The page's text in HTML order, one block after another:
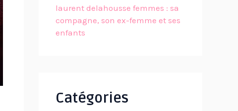
laurent delahousse femmes : sa
compagne, son ex-femme et ses
enfants
Catégories